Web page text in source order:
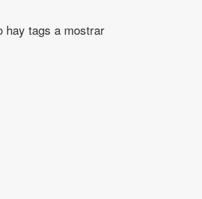
hay tags a mostrar